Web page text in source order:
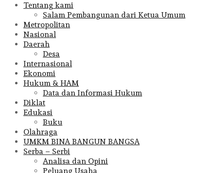
Tentang kami
Salam Pembangunan dari Ketua Umum
Metropolitan
Nasional
Daerah
Desa
Internasional
Ekonomi
Hukum & HAM
Data dan Informasi Hukum
Diklat
Edukasi
Buku
Olahraga
UMKM BINA BANGUN BANGSA
Serba – Serbi
Analisa dan Opini
Peluang Usaha